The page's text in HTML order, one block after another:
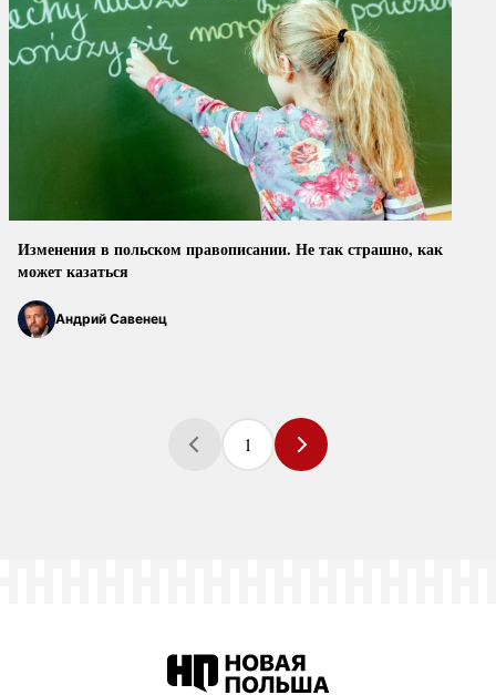
Изменения в польском правописании. Не так страшно, как
может казаться
Андрий Савенец
1